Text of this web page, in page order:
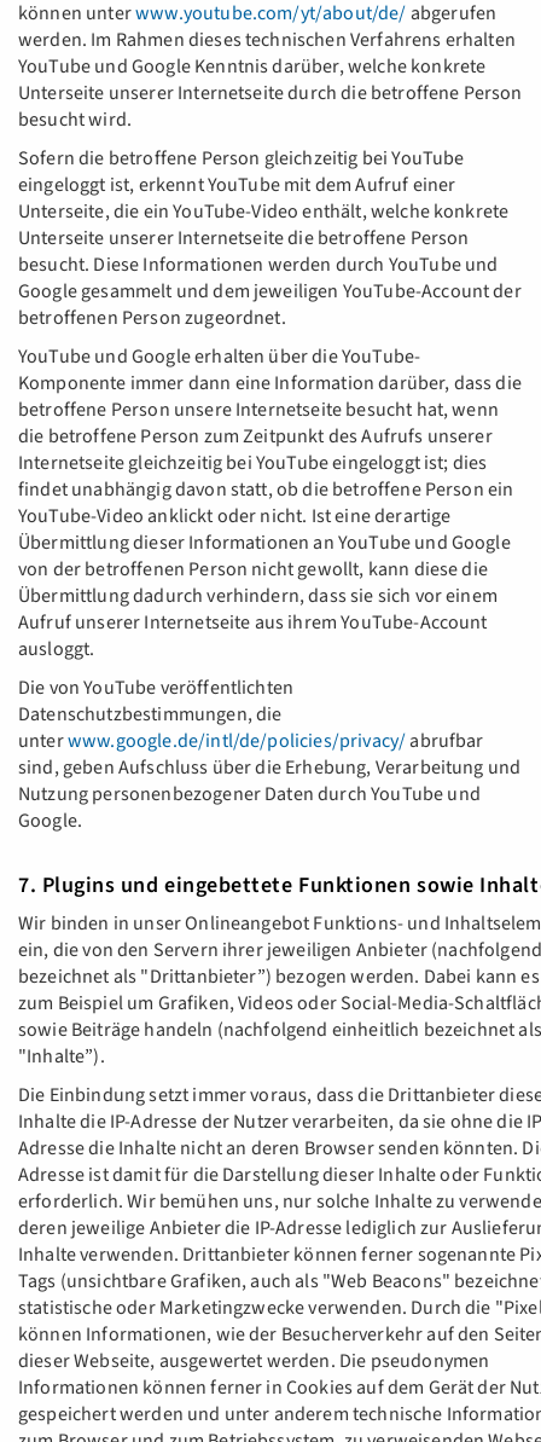
können unterwww.youtube.com/yt/about/de/ abgerufen
werden. Im Rahmen dieses technischen Verfahrens erhalten
YouTube und Google Kenntnis darüber, welche konkrete
Unterseite unserer Internetseite durch die betroffene Person
besucht wird.
Sofern die betroffene Person gleichzeitig bei YouTube
eingeloggt ist, erkennt YouTube mit dem Aufruf einer
Unterseite, die ein YouTube-Video enthält, welche konkrete
Unterseite unserer Internetseite die betroffene Person
besucht. Diese Informationen werden durch YouTube und
Google gesammelt und dem jeweiligen YouTube-Account der
betroffenen Person zugeordnet.
YouTube und Google erhalten über die YouTube-
Komponente immer dann eine Information darüber, dass die
betroffene Person unsere Internetseite besucht hat, wenn
die betroffene Person zum Zeitpunkt des Aufrufs unserer
Internetseite gleichzeitig bei YouTube eingeloggt ist; dies
findet unabhängig davon statt, ob die betroffene Person ein
YouTube-Video anklickt oder nicht. Ist eine derartige
Übermittlung dieser Informationen an YouTube und Google
von der betroffenen Person nicht gewollt, kann diese die
Übermittlung dadurch verhindern, dass sie sich vor einem
Aufruf unserer Internetseite aus ihrem YouTube-Account
ausloggt.
Die von YouTube veröffentlichten
Datenschutzbestimmungen, die
unterwww.google.de/intl/de/policies/privacy/abrufbar
sind, geben Aufschluss über die Erhebung, Verarbeitung und
Nutzung personenbezogener Daten durch YouTube und
Google.
7. Plugins und eingebettete Funktionen sowie
Wir binden in unser Onlineangebot Funktions- und
ein, die von den Servern ihrer jeweiligen Anbieter
bezeichnet als "Drittanbieter”) bezogen werden. Dabei kann
zum Beispiel um Grafiken, Videos oder Social-Media-
sowie Beiträge handeln (nachfolgend einheitlich bezeichnet als
"Inhalte”).
Die Einbindung setzt immer voraus, dass die Drittanbieter
Inhalte die IP-Adresse der Nutzer verarbeiten, da sie ohne die
Adresse die Inhalte nicht an deren Browser senden könnten.
Adresse ist damit für die Darstellung dieser Inhalte oder
erforderlich. Wir bemühen uns, nur solche Inhalte zu
deren jeweilige Anbieter die IP-Adresse lediglich zur
Inhalte verwenden. Drittanbieter können ferner sogenannte
Tags (unsichtbare Grafiken, auch als "Web Beacons"
statistische oder Marketingzwecke verwenden. Durch die
können Informationen, wie der Besucherverkehr auf den
dieser Webseite, ausgewertet werden. Die pseudonymen
Informationen können ferner in Cookies auf dem Gerät der
gespeichert werden und unter anderem technische